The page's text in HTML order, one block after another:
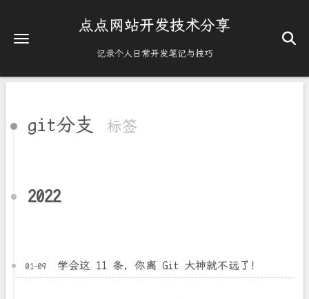
点点网站开发技术分享
记录个人日常开发笔记与技巧
git分支 标签
2022
01-09 学会这 11 条，你离 Git 大神就不远了！